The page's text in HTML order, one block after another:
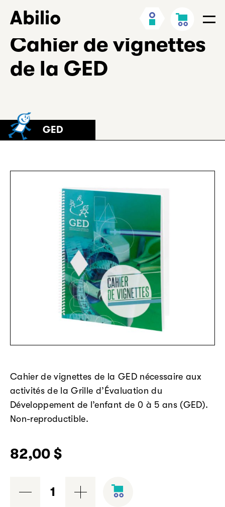
Retour
à
l’accueil
Mon
compte
Panier
Cahier de vignettes
de la GED
GED
Cahier de vignettes de la GED nécessaire aux
activités de la Grille d’Évaluation du
Développement de l’enfant de 0 à 5 ans (GED).
Non-reproductible.
82,00 $